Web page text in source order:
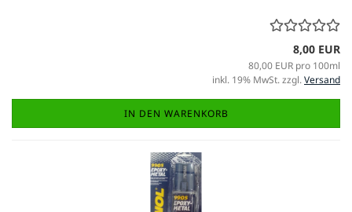
8,00 EUR
80,00 EUR pro 100ml
inkl. 19% MwSt. zzgl.Versand
IN DEN WARENKORB